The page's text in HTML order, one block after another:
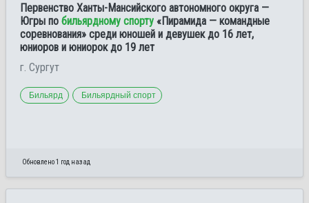
Первенство Ханты-Мансийского автономного округа —
Югры по бильярдному спорту «Пирамида — командные
соревнования» среди юношей и девушек до 16 лет,
юниоров и юниорок до 19 лет
г. Сургут
Бильярд Бильярдный спорт
Обновлено 1 год назад